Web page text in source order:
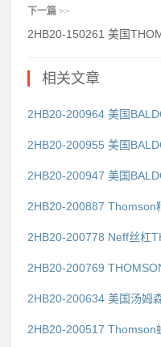
下一篇 >>
2HB20-150261 美国
相关文章
2HB20-200964 美国
2HB20-200955 美国
2HB20-200947 美国
2HB20-200887 Thomson
2HB20-200778 Neff丝杠
2HB20-200769
2HB20-200634 美国汤姆
2HB20-200517 Thomson